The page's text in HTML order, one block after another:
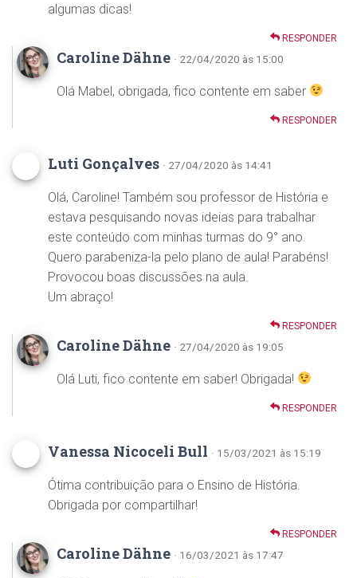
algumas dicas!
RESPONDER
Caroline Dähne · 22/04/2020 às 15:00
Olá Mabel, obrigada, fico contente em saber
RESPONDER
Luti Gonçalves · 27/04/2020 às 14:41
Olá, Caroline! Também sou professor de História e
estava pesquisando novas ideias para trabalhar
este conteúdo com minhas turmas do 9° ano.
Quero parabeniza-la pelo plano de aula! Parabéns!
Provocou boas discussões na aula.
Um abraço!
RESPONDER
Caroline Dähne · 27/04/2020 às 19:05
Olá Luti, fico contente em saber! Obrigada!
RESPONDER
Vanessa Nicoceli Bull · 15/03/2021 às 15:19
Ótima contribuição para o Ensino de História.
Obrigada por compartilhar!
RESPONDER
Caroline Dähne · 16/03/2021 às 17:47